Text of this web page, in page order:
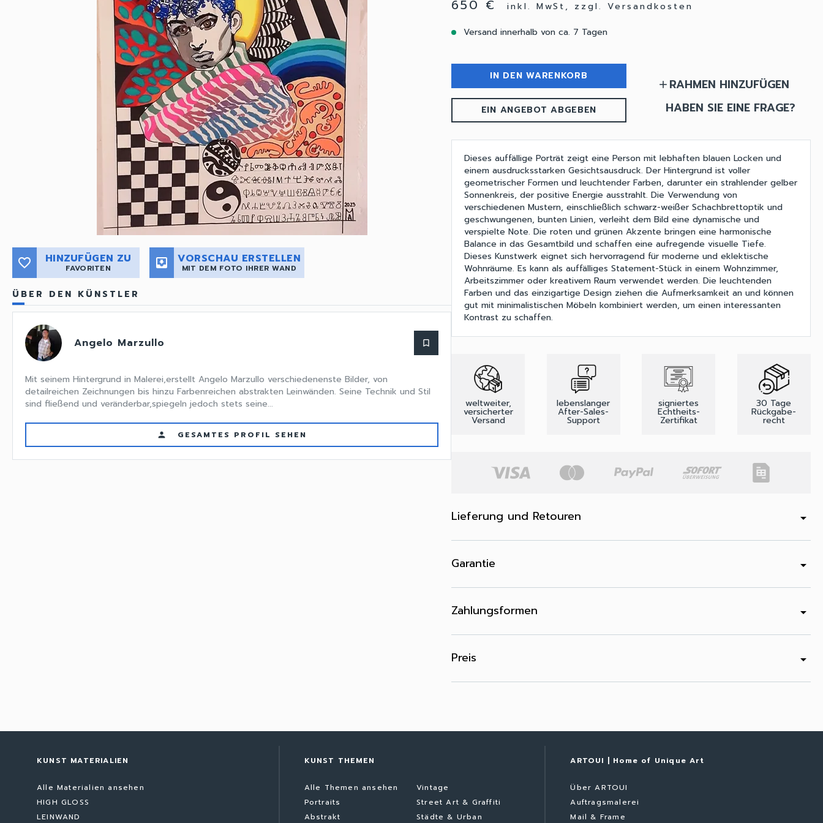
favorite_border HINZUFÜGEN ZU
FAVORITEN move_to_inbox VORSCHAU ERSTELLEN
MIT DEM FOTO IHRER WAND
ÜBER DEN KÜNSTLER
Angelo Marzullo bookmark_border
Mit seinem Hintergrund in Malerei,erstellt Angelo Marzullo verschiedenenste Bilder, von
detailreichen Zeichnungen bis hinzu Farbenreichen abstrakten Leinwänden. Seine Technik und Stil
sind fließend und veränderbar,spiegeln jedoch stets seine...
person GESAMTES PROFIL SEHEN
650 €
inkl. MwSt, zzgl. Versandkosten
Versand innerhalb von ca. 7 Tagen
IN DEN WARENKORB
EIN ANGEBOT ABGEBEN
add RAHMEN HINZUFÜGEN
HABEN SIE EINE FRAGE?
Dieses auffällige Porträt zeigt eine Person mit lebhaften blauen Locken und
einem ausdrucksstarken Gesichtsausdruck. Der Hintergrund ist voller
geometrischer Formen und leuchtender Farben, darunter ein strahlender gelber
Sonnenkreis, der positive Energie ausstrahlt. Die Verwendung von
verschiedenen Mustern, einschließlich schwarz-weißer Schachbrettoptik und
geschwungenen, bunten Linien, verleiht dem Bild eine dynamische und
verspielte Note. Die roten und grünen Akzente bringen eine harmonische
Balance in das Gesamtbild und schaffen eine aufregende visuelle Tiefe.
Dieses Kunstwerk eignet sich hervorragend für moderne und eklektische
Wohnräume. Es kann als auffälliges Statement-Stück in einem Wohnzimmer,
Arbeitszimmer oder kreativem Raum verwendet werden. Die leuchtenden
Farben und das einzigartige Design ziehen die Aufmerksamkeit an und können
gut mit minimalistischen Möbeln kombiniert werden, um einen interessanten
Kontrast zu schaffen.
weltweiter,
versicherter
Versand
lebenslanger
After-Sales-
Support
signiertes
Echtheits-
Zertifikat
30 Tage
Rückgabe-
recht
Lieferung und Retouren arrow_drop_down
Garantie arrow_drop_down
Zahlungsformen arrow_drop_down
Preis arrow_drop_down
KUNST MATERIALIEN
Alle Materialien ansehen
HIGH GLOSS
LEINWAND
KUNST THEMEN
Alle Themen ansehen
Portraits
Abstrakt
Vintage
Street Art & Graffiti
Städte & Urban
ARTOUI | Home of Unique Art
Über ARTOUI
Auftragsmalerei
Mail & Frame